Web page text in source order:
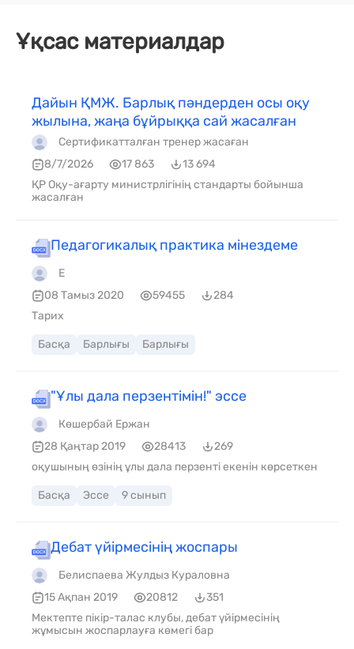
Ұқсас материалдар
Дайын ҚМЖ. Барлық пәндерден осы оқу
жылына, жаңа бұйрыққа сай жасалған
Сертификатталған тренер жасаған
8/7/2026
17 863
13 694
ҚР Оқу-ағарту министрлігінің стандарты бойынша
жасалған
Педагогикалық практика мінездеме
Е
08 Тамыз 2020
59455
284
Тарих
Басқа Барлығы Барлығы
"Ұлы дала перзентімін!" эссе
Көшербай Ержан
28 Қаңтар 2019
28413
269
оқушының өзінің ұлы дала перзенті екенін көрсеткен
Басқа Эссе 9 сынып
Дебат үйірмесінің жоспары
Белиспаева Жулдыз Кураловна
15 Ақпан 2019
20812
351
Мектепте пікір-талас клубы, дебат үйірмесінің
жұмысын жоспарлауға көмегі бар